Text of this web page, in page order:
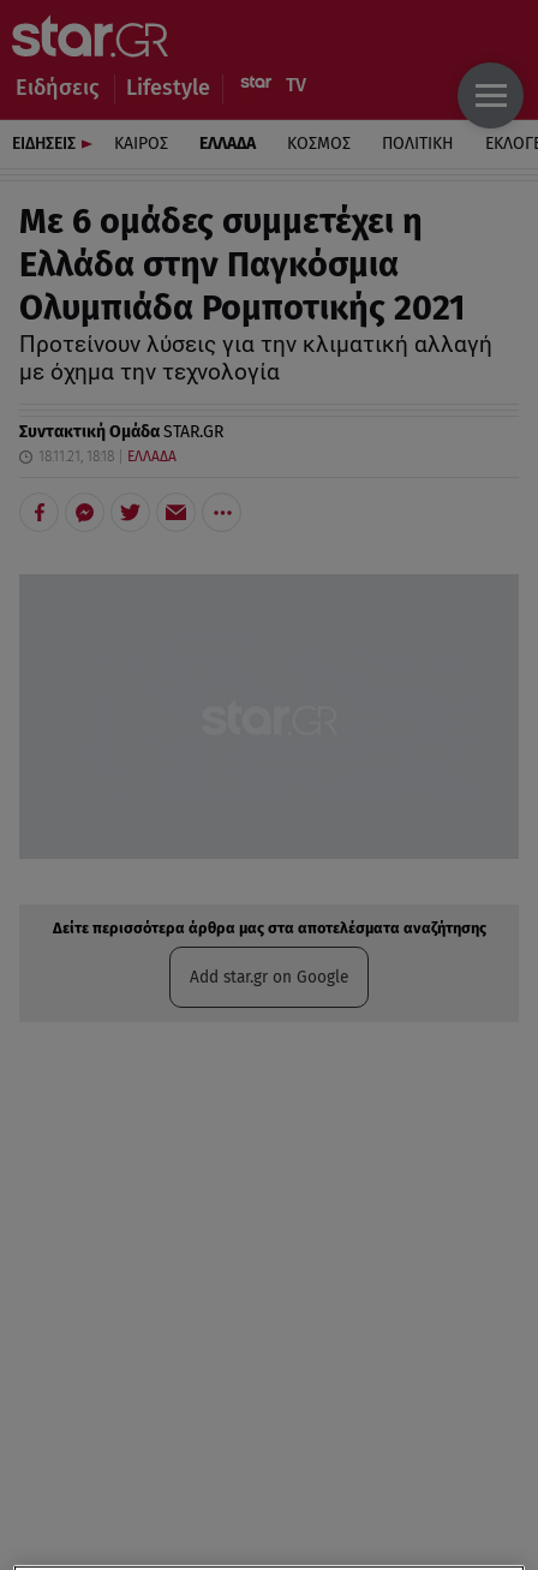
Ειδήσεις Lifestyle
ΕΙΔΗΣΕΙΣ ΚΑΙΡΟΣ ΕΛΛΑΔΑ ΚΟΣΜΟΣ ΠΟΛΙΤΙΚΗ
Με 6 ομάδες συμμετέχει η
Ελλάδα στην Παγκόσμια
Ολυμπιάδα Ρομποτικής 2021
Προτείνουν λύσεις για την κλιματική αλλαγή
με όχημα την τεχνολογία
Συντακτική ΟμάδαSTAR.GR
18.11.21, 18:18 ΕΛΛΑΔΑ
Δείτε περισσότερα άρθρα μας στα αποτελέσματα αναζήτησης
Add star.gr on Google